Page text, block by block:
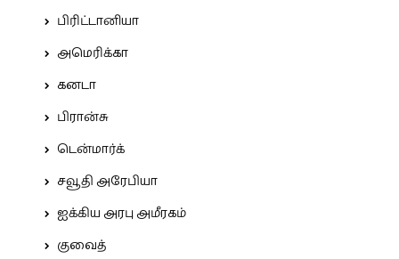
பிரிட்டானியா
அமெரிக்கா
கனடா
பிரான்சு
டென்மார்க்
சவூதி அரேபியா
ஐக்கிய அரபு அமீரகம்
குவைத்